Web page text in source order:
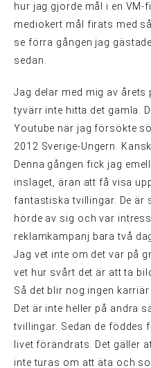
hur jag gjorde mål i en
mediokert mål firats med
se förra gången jag
sedan.
Jag delar med mig av årets
tyvärr inte hitta det gamla.
Youtube när jag försökte
2012 Sverige-Ungern.
Denna gången fick jag
inslaget, äran att få visa
fantastiska tvillingar. De är
hörde av sig och var
reklamkampanj bara två
Jag vet inte om det var på
vet hur svårt det är att ta
Så det blir nog ingen
Det är inte heller på andra
tvillingar. Sedan de föddes
livet förändrats. Det gäller
inte turas om att äta och